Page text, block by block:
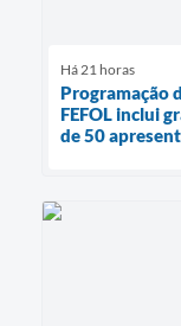
Há 21 horas
Programação
FEFOL inclui
de 50